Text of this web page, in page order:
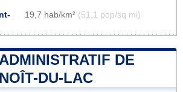
19,7 hab/km² (51,1 pop/sq mi)
DE
DU-LAC